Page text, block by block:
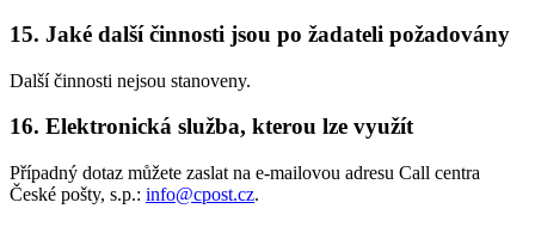
15. Jaké další činnosti jsou po žadateli požadovány
Další činnosti nejsou stanoveny.
16. Elektronická služba, kterou lze využít
Případný dotaz můžete zaslat na e-mailovou adresu Call centra
České pošty, s.p.: info@cpost.cz.